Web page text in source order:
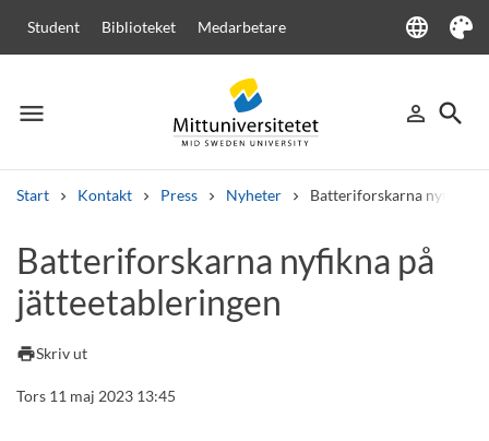
Student Biblioteket Medarbetare language
Language
Tema
menu
Meny person_outline
Logga in
search
Sök
Start Kontakt Press Nyheter Batteriforskarna nyfikna
Andra söktjänster
Kurser och programKursplanerVälkomstbrev
Batteriforskarna nyfikna på
jätteetableringen
printSkriv ut
Tors 11 maj 2023 13:45